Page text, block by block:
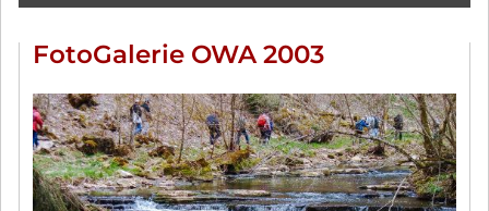
FotoGalerie OWA 2003